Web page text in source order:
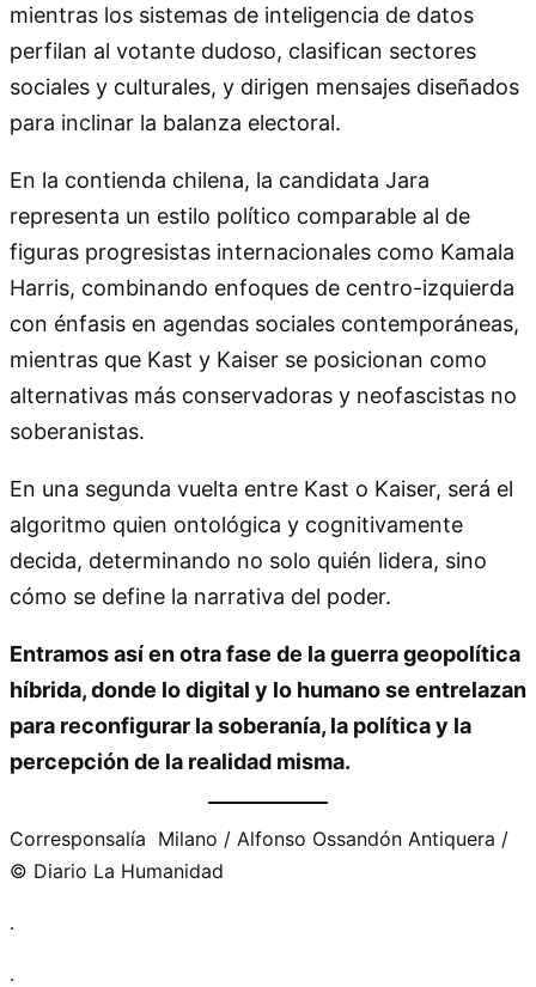
mientras los sistemas de inteligencia de datos
perfilan al votante dudoso, clasifican sectores
sociales y culturales, y dirigen mensajes diseñados
para inclinar la balanza electoral.
En la contienda chilena, la candidata Jara
representa un estilo político comparable al de
figuras progresistas internacionales como Kamala
Harris, combinando enfoques de centro-izquierda
con énfasis en agendas sociales contemporáneas,
mientras que Kast y Kaiser se posicionan como
alternativas más conservadoras y neofascistas no
soberanistas.
En una segunda vuelta entre Kast o Kaiser, será el
algoritmo quien ontológica y cognitivamente
decida, determinando no solo quién lidera, sino
cómo se define la narrativa del poder.
Entramos así en otra fase de la guerra geopolítica
híbrida, donde lo digital y lo humano se entrelazan
para reconfigurar la soberanía, la política y la
percepción de la realidad misma.
Corresponsalía Milano / Alfonso Ossandón Antiquera /
© Diario La Humanidad
.
.